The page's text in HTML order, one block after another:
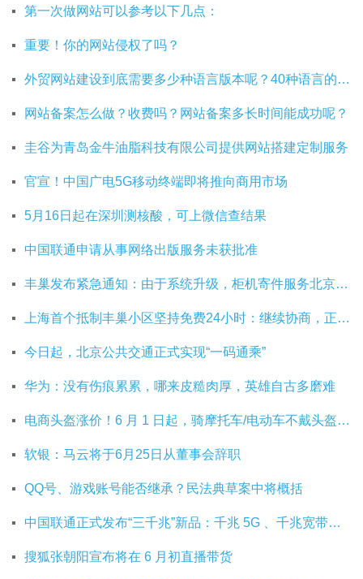
第一次做网站可以参考以下几点：
重要！你的网站侵权了吗？
外贸网站建设到底需要多少种语言版本呢？40种语言的网站建设有必要吗？
网站备案怎么做？收费吗？网站备案多长时间能成功呢？
圭谷为青岛金牛油脂科技有限公司提供网站搭建定制服务
官宣！中国广电5G移动终端即将推向商用市场
5月16日起在深圳测核酸，可上微信查结果
中国联通申请从事网络出版服务未获批准
丰巢发布紧急通知：由于系统升级，柜机寄件服务北京双向关停
上海首个抵制丰巢小区坚持免费24小时：继续协商，正在自建快递中转站
今日起，北京公共交通正式实现“一码通乘”
华为：没有伤痕累累，哪来皮糙肉厚，英雄自古多磨难
电商头盔涨价！6 月 1 日起，骑摩托车/电动车不戴头盔将被严查
软银：马云将于6月25日从董事会辞职
QQ号、游戏账号能否继承？民法典草案中将概括
中国联通正式发布“三千兆”新品：千兆 5G 、千兆宽带及千兆 Wi-Fi
搜狐张朝阳宣布将在 6 月初直播带货